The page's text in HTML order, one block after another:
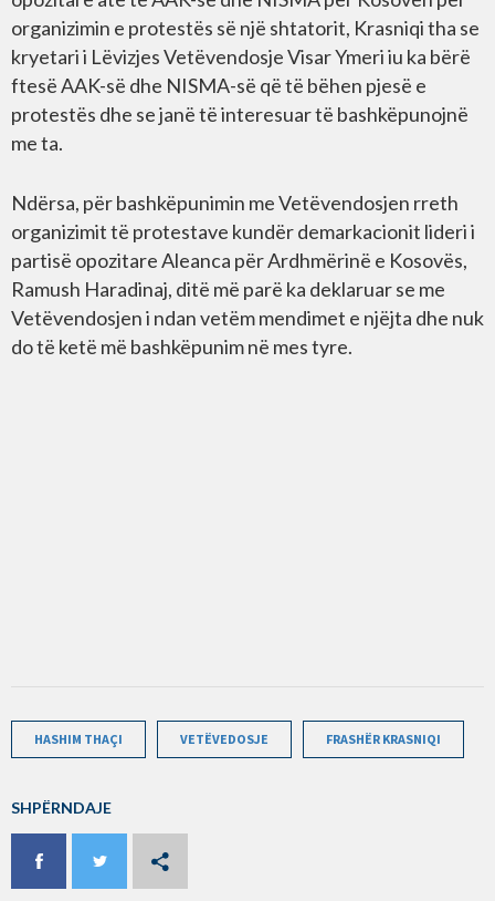
organizimin e protestës së një shtatorit, Krasniqi tha se
kryetari i Lëvizjes Vetëvendosje Visar Ymeri iu ka bërë
ftesë AAK-së dhe NISMA-së që të bëhen pjesë e
protestës dhe se janë të interesuar të bashkëpunojnë
me ta.
Ndërsa, për bashkëpunimin me Vetëvendosjen rreth
organizimit të protestave kundër demarkacionit lideri i
partisë opozitare Aleanca për Ardhmërinë e Kosovës,
Ramush Haradinaj, ditë më parë ka deklaruar se me
Vetëvendosjen i ndan vetëm mendimet e njëjta dhe nuk
do të ketë më bashkëpunim në mes tyre.
HASHIM THAÇI VETËVEDOSJE FRASHËR KRASNIQI
SHPËRNDAJE